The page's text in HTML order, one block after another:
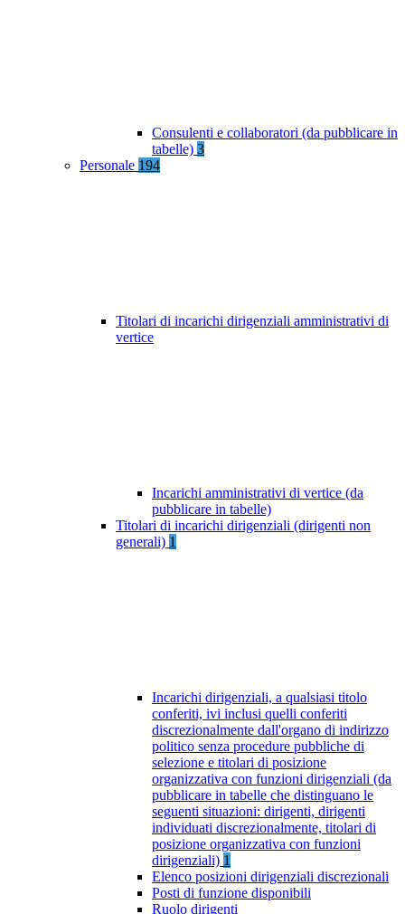
Consulenti e collaboratori (da pubblicare in
tabelle) 3
Personale 194
Titolari di incarichi dirigenziali amministrativi di
vertice
Incarichi amministrativi di vertice (da
pubblicare in tabelle)
Titolari di incarichi dirigenziali (dirigenti non
generali) 1
Incarichi dirigenziali, a qualsiasi titolo
conferiti, ivi inclusi quelli conferiti
discrezionalmente dall'organo di indirizzo
politico senza procedure pubbliche di
selezione e titolari di posizione
organizzativa con funzioni dirigenziali (da
pubblicare in tabelle che distinguano le
seguenti situazioni: dirigenti, dirigenti
individuati discrezionalmente, titolari di
posizione organizzativa con funzioni
dirigenziali) 1
Elenco posizioni dirigenziali discrezionali
Posti di funzione disponibili
Ruolo dirigenti